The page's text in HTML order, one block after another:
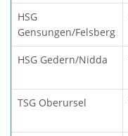
HSG
Gensungen/Felsberg
HSG Gedern/Nidda
TSG Oberursel